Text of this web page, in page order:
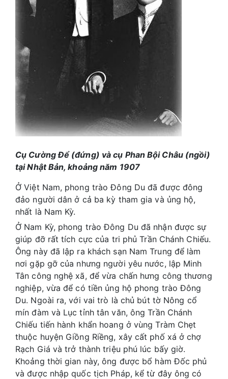
Cụ Cường Để (đứng) và cụ Phan Bội Châu (ngồi)
tại Nhật Bản, khoảng năm 1907
Ở Việt Nam, phong trào Đông Du đã được đông
đảo người dân ở cả ba kỳ tham gia và ủng hộ,
nhất là Nam Kỳ.
Ở Nam Kỳ, phong trào Đông Du đã nhận được sự
giúp đỡ rất tích cực của tri phủ Trần Chánh Chiếu.
Ông này đã lập ra khách sạn Nam Trung để làm
nơi gặp gỡ của nhưng người yêu nước, lập Minh
Tân công nghệ xã, để vừa chấn hưng công thương
nghiệp, vừa để có tiền ủng hộ phong trào Đông
Du. Ngoài ra, với vai trò là chủ bút tờ Nông cổ
mín đàm và Lục tỉnh tân văn, ông Trần Chánh
Chiếu tiến hành khẩn hoang ở vùng Tràm Chẹt
thuộc huyện Giồng Riềng, xây cất phố xá ở chợ
Rạch Giá và trở thành triệu phú lúc bấy giờ.
Khoảng thời gian này, ông được bổ hàm Đốc phủ
và được nhập quốc tịch Pháp, kể từ đây ông có